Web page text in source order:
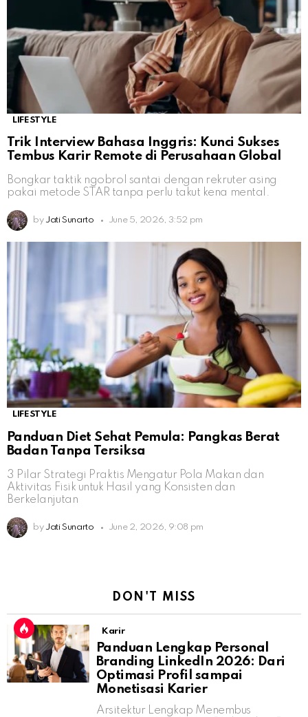
LIFESTYLE
Trik Interview Bahasa Inggris: Kunci Sukses
Tembus Karir Remote di Perusahaan Global
Bongkar taktik ngobrol santai dengan rekruter asing
pakai metode STAR tanpa perlu takut kena mental.
by Jati Sunarto June 5, 2026, 3:52 pm
LIFESTYLE
Panduan Diet Sehat Pemula: Pangkas Berat
Badan Tanpa Tersiksa
3 Pilar Strategi Praktis Mengatur Pola Makan dan
Aktivitas Fisik untuk Hasil yang Konsisten dan
Berkelanjutan
by Jati Sunarto June 2, 2026, 9:08 pm
DON'T MISS
Karir
Panduan Lengkap Personal
Branding LinkedIn 2026: Dari
Optimasi Profil sampai
Monetisasi Karier
Arsitektur Lengkap Menembus